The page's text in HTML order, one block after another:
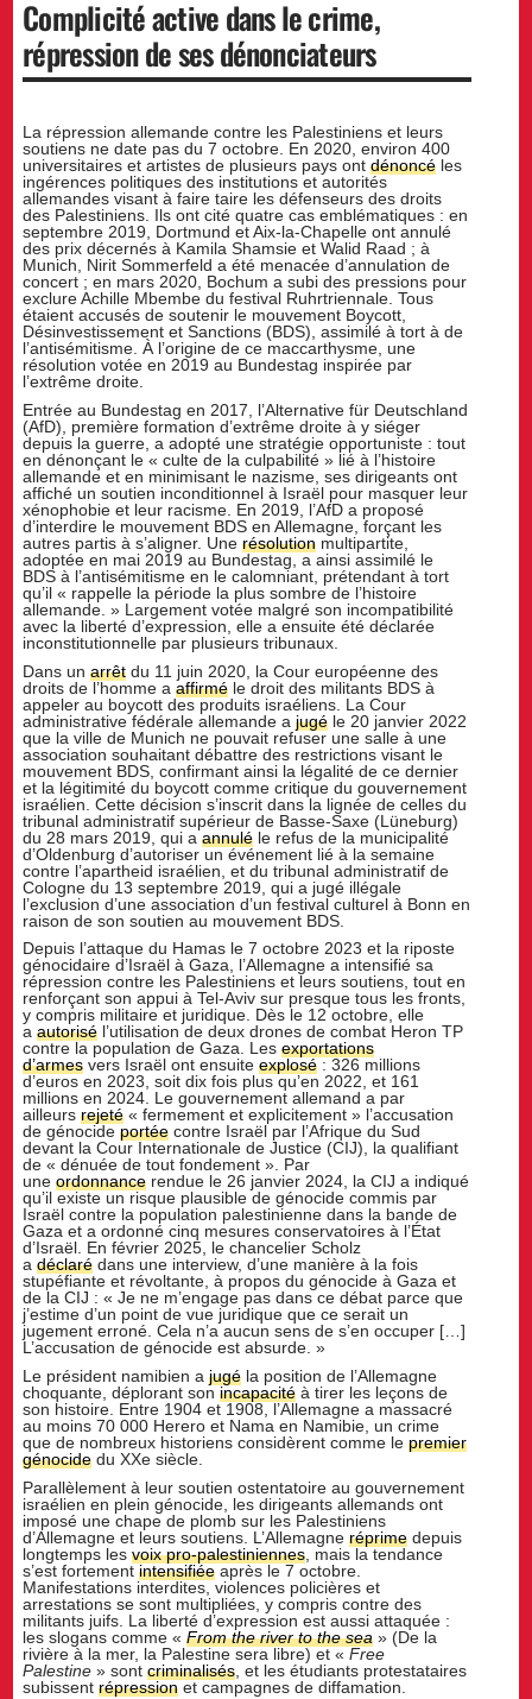
Complicité active dans le crime,
répression de ses dénonciateurs
La répression allemande contre les Palestiniens et leurs
soutiens ne date pas du 7 octobre. En 2020, environ 400
universitaires et artistes de plusieurs pays ontdénoncé les
ingérences politiques des institutions et autorités
allemandes visant à faire taire les défenseurs des droits
des Palestiniens. Ils ont cité quatre cas emblématiques : en
septembre 2019, Dortmund et Aix-la-Chapelle ont annulé
des prix décernés à Kamila Shamsie et Walid Raad ; à
Munich, Nirit Sommerfeld a été menacée d’annulation de
concert ; en mars 2020, Bochum a subi des pressions pour
exclure Achille Mbembe du festival Ruhrtriennale. Tous
étaient accusés de soutenir le mouvement Boycott,
Désinvestissement et Sanctions (BDS), assimilé à tort à de
l’antisémitisme. À l’origine de ce maccarthysme, une
résolution votée en 2019 au Bundestag inspirée par
l’extrême droite.
Entrée au Bundestag en 2017, l’Alternative für Deutschland
(AfD), première formation d’extrême droite à y siéger
depuis la guerre, a adopté une stratégie opportuniste : tout
en dénonçant le « culte de la culpabilité » lié à l’histoire
allemande et en minimisant le nazisme, ses dirigeants ont
affiché un soutien inconditionnel à Israël pour masquer leur
xénophobie et leur racisme. En 2019, l’AfD a proposé
d’interdire le mouvement BDS en Allemagne, forçant les
autres partis à s’aligner. Unerésolution multipartite,
adoptée en mai 2019 au Bundestag, a ainsi assimilé le
BDS à l’antisémitisme en le calomniant, prétendant à tort
qu’il « rappelle la période la plus sombre de l’histoire
allemande. » Largement votée malgré son incompatibilité
avec la liberté d’expression, elle a ensuite été déclarée
inconstitutionnelle par plusieurs tribunaux.
Dans unarrêt du 11 juin 2020, la Cour européenne des
droits de l’homme aaffirmé le droit des militants BDS à
appeler au boycott des produits israéliens. La Cour
administrative fédérale allemande ajugé le 20 janvier 2022
que la ville de Munich ne pouvait refuser une salle à une
association souhaitant débattre des restrictions visant le
mouvement BDS, confirmant ainsi la légalité de ce dernier
et la légitimité du boycott comme critique du gouvernement
israélien. Cette décision s’inscrit dans la lignée de celles du
tribunal administratif supérieur de Basse-Saxe (Lüneburg)
du 28 mars 2019, qui aannulé le refus de la municipalité
d’Oldenburg d’autoriser un événement lié à la semaine
contre l’apartheid israélien, et du tribunal administratif de
Cologne du 13 septembre 2019, qui a jugé illégale
l’exclusion d’une association d’un festival culturel à Bonn en
raison de son soutien au mouvement BDS.
Depuis l’attaque du Hamas le 7 octobre 2023 et la riposte
génocidaire d’Israël à Gaza, l’Allemagne a intensifié sa
répression contre les Palestiniens et leurs soutiens, tout en
renforçant son appui à Tel-Aviv sur presque tous les fronts,
y compris militaire et juridique. Dès le 12 octobre, elle
aautorisé l’utilisation de deux drones de combat Heron TP
contre la population de Gaza. Lesexportations
d’armes vers Israël ont ensuiteexplosé : 326 millions
d’euros en 2023, soit dix fois plus qu’en 2022, et 161
millions en 2024. Le gouvernement allemand a par
ailleursrejeté « fermement et explicitement » l’accusation
de génocideportée contre Israël par l’Afrique du Sud
devant la Cour Internationale de Justice (CIJ), la qualifiant
de « dénuée de tout fondement ». Par
uneordonnance rendue le 26 janvier 2024, la CIJ a indiqué
qu’il existe un risque plausible de génocide commis par
Israël contre la population palestinienne dans la bande de
Gaza et a ordonné cinq mesures conservatoires à l’État
d’Israël. En février 2025, le chancelier Scholz
adéclaré dans une interview, d’une manière à la fois
stupéfiante et révoltante, à propos du génocide à Gaza et
de la CIJ : « Je ne m’engage pas dans ce débat parce que
j’estime d’un point de vue juridique que ce serait un
jugement erroné. Cela n’a aucun sens de s’en occuper […]
L’accusation de génocide est absurde. »
Le président namibien ajugé la position de l’Allemagne
choquante, déplorant sonincapacité à tirer les leçons de
son histoire. Entre 1904 et 1908, l’Allemagne a massacré
au moins 70 000 Herero et Nama en Namibie, un crime
que de nombreux historiens considèrent comme lepremier
génocide du XXe siècle.
Parallèlement à leur soutien ostentatoire au gouvernement
israélien en plein génocide, les dirigeants allemands ont
imposé une chape de plomb sur les Palestiniens
d’Allemagne et leurs soutiens. L’Allemagneréprime depuis
longtemps lesvoix pro-palestiniennes , mais la tendance
s’est fortementintensifiée après le 7 octobre.
Manifestations interdites, violences policières et
arrestations se sont multipliées, y compris contre des
militants juifs. La liberté d’expression est aussi attaquée :
les slogans comme «From the river to the sea » (De la
rivière à la mer, la Palestine sera libre) et «Free
Palestine » sontcriminalisés , et les étudiants protestataires
subissentrépression et campagnes de diffamation.